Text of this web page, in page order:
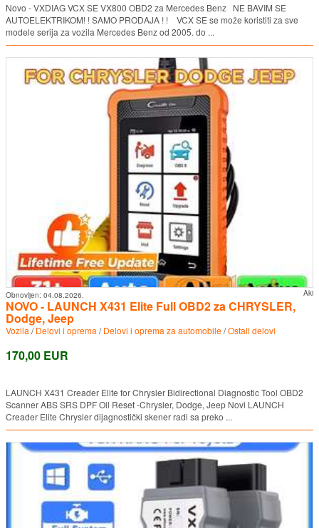
Novo - VXDIAG VCX SE VX800 OBD2 za Mercedes Benz NE BAVIM SE
AUTOELEKTRIKOM! ! SAMO PRODAJA ! ! VCX SE se može koristiti za sve
modele serija za vozila Mercedes Benz od 2005. do ...
Aki
Obnovljen: 04.08.2026.
NOVO - LAUNCH X431 Elite Full OBD2 za CHRYSLER,
Dodge, Jeep
Vozila /Delovi i oprema /Delovi i oprema za automobile/Ostali delovi
170,00 EUR
LAUNCH X431 Creader Elite for Chrysler Bidirectional Diagnostic Tool OBD2
Scanner ABS SRS DPF Oil Reset -Chrysler, Dodge, Jeep Novi LAUNCH
Creader Elite Chrysler dijagnostički skener radi sa preko ...